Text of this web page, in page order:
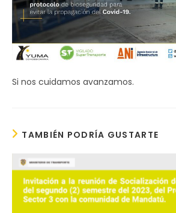
Si nos cuidamos avanzamos.
TAMBIÉN PODRÍA GUSTARTE